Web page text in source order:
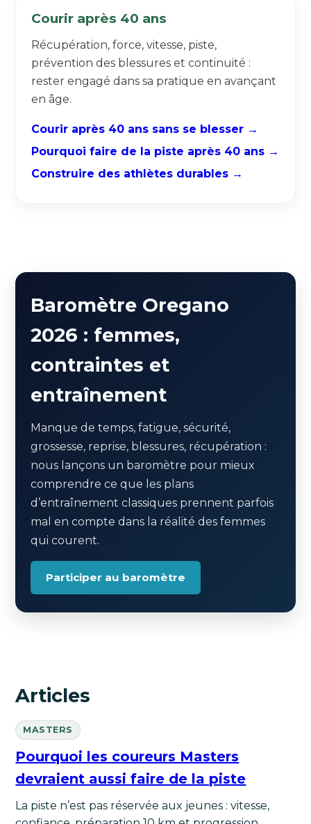
Courir après 40 ans
Récupération, force, vitesse, piste,
prévention des blessures et continuité :
rester engagé dans sa pratique en avançant
en âge.
Courir après 40 ans sans se blesser →
Pourquoi faire de la piste après 40 ans →
Construire des athlètes durables →
Baromètre Oregano
2026 : femmes,
contraintes et
entraînement
Manque de temps, fatigue, sécurité,
grossesse, reprise, blessures, récupération :
nous lançons un baromètre pour mieux
comprendre ce que les plans
d’entraînement classiques prennent parfois
mal en compte dans la réalité des femmes
qui courent.
Participer au baromètre
Articles
MASTERS
Pourquoi les coureurs Masters
devraient aussi faire de la piste
La piste n’est pas réservée aux jeunes : vitesse,